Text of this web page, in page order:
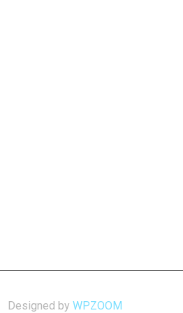
Designed by WPZOOM